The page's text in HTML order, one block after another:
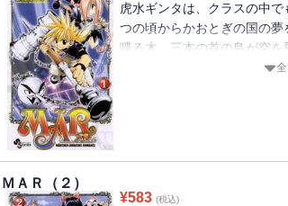
虎水ギンタは、クラスの中
つの頃からかおとぎの国の
喋る木。三本の首の鳥が空
和な世界に魔王が現れて、
ＭＡＲ（２）
¥583 (税込)